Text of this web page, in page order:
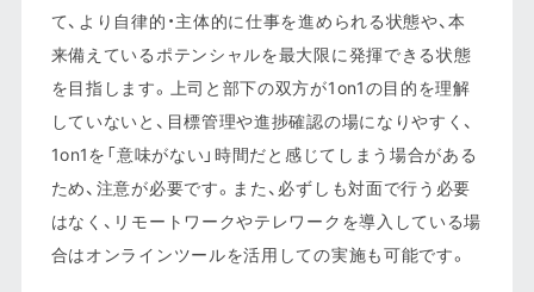
て、より自律的・主体的に仕事を進められる状態や、本
来備えているポテンシャルを最大限に発揮できる状態
を目指します。上司と部下の双方が1on1の目的を理解
していないと、目標管理や進捗確認の場になりやすく、
1on1を「意味がない」時間だと感じてしまう場合がある
ため、注意が必要です。また、必ずしも対面で行う必要
はなく、リモートワークやテレワークを導入している場
合はオンラインツールを活用しての実施も可能です。